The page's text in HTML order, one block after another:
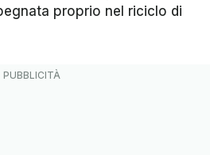
proprio nel riciclo di